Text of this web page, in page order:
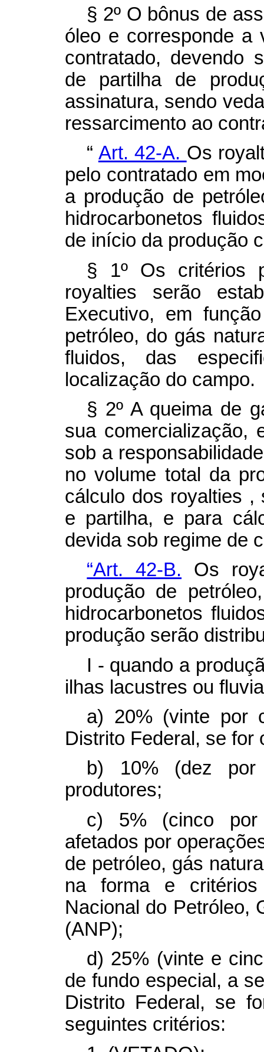
§ 2º O bônus de
óleo e corresponde a
contratado, devendo
de partilha de
assinatura, sendo
ressarcimento ao
“ Art. 42-A. Os
pelo contratado em
a produção de
hidrocarbonetos
de início da produção
§ 1º Os critérios
royalties serão
Executivo, em
petróleo, do gás
fluidos, das
localização do campo.
§ 2º A queima de
sua comercialização,
sob a
no volume total da
cálculo dos royalties ,
e partilha, e para
devida sob regime de
“Art. 42-B. Os
produção de
hidrocarbonetos
produção serão
I - quando a
ilhas lacustres ou
a) 20% (vinte por
Distrito Federal, se for
b) 10% (dez por
produtores;
c) 5% (cinco por
afetados por
de petróleo, gás
na forma e critérios
Nacional do Petróleo,
(ANP);
d) 25% (vinte e
de fundo especial, a
Distrito Federal, se
seguintes critérios: